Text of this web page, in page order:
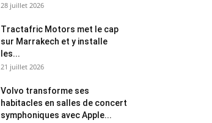
28 juillet 2026
Tractafric Motors met le cap
sur Marrakech et y installe
les...
21 juillet 2026
Volvo transforme ses
habitacles en salles de concert
symphoniques avec Apple...